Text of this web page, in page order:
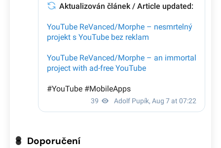
Doporučení